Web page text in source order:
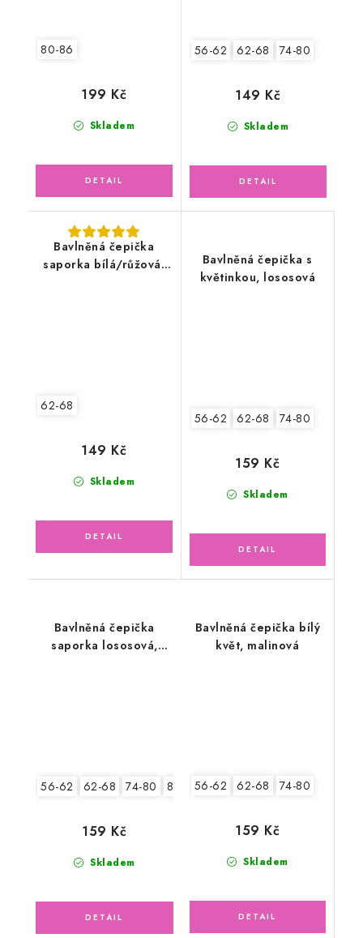
80-86
Skladem
199 Kč
56-62 62-68 74-80
Skladem
149 Kč
Bavlněná čepička
saporka bílá/růžová,
62-68
Skladem
149 Kč
Bavlněná čepička s
květinkou, lososová
56-62 62-68 74-80
Skladem
159 Kč
Bavlněná čepička
saporka lososová,
56-62 62-68 74-80 80-86
Skladem
159 Kč
Bavlněná čepička bílý
květ, malinová
56-62 62-68 74-80
Skladem
159 Kč